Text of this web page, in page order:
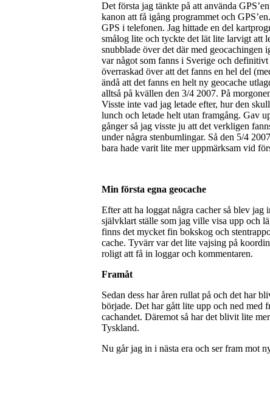
Det första jag tänkte på att använda
kanon att få igång programmet och
GPS i telefonen. Jag hittade en del
smålog lite och tyckte det lät lite larvigt att
snubblade över det där med
var något som fanns i Sverige och
överraskad över att det fanns en hel del
ändå att det fanns en helt ny geocache
alltså på kvällen den 3/4 2007. På
Visste inte vad jag letade efter, hur den
lunch och letade helt utan framgång. Gav
gånger så jag visste ju att det verkligen
under några stenbumlingar. Så den 5/4
bara hade varit lite mer uppmärksam vid
Min första egna geocache
Efter att ha loggat några cacher så blev jag
självklart ställe som jag ville visa upp och
finns det mycket fin bokskog och
cache. Tyvärr var det lite vajsing på
roligt att få in loggar och kommentaren.
Framåt
Sedan dess har åren rullat på och det har
började. Det har gått lite upp och ned med
cachandet. Däremot så har det blivit lite
Tyskland.
Nu går jag in i nästa era och ser fram mot